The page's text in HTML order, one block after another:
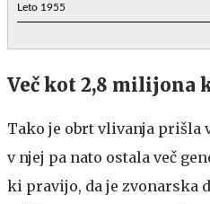
Leto 1955
Več kot 2,8 milijona
Tako je obrt vlivanja prišla
v njej pa nato ostala več
ki pravijo, da je zvonarska